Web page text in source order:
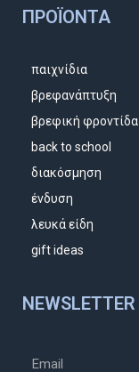
ΠΡΟΪΌΝΤΑ
παιχνίδια
βρεφανάπτυξη
βρεφική φροντίδα
back to school
διακόσμηση
ένδυση
λευκά είδη
gift ideas
NEWSLETTER